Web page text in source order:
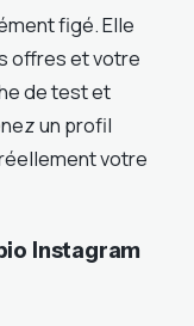
figé. Elle
offres et votre
de test et
un profil
votre
Instagram